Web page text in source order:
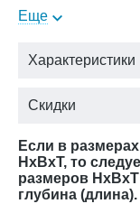
► В этой серии
➖➖➖➖➖➖➖➖➖➖➖➖➖
Еще
Характеристики
Скидки
Если в
HxBxT, то
размеров
глубина (длина).